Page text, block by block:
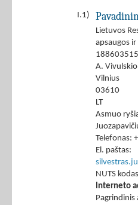
I.1)
Lietuvos
apsaugos
188603515
A.
Vilnius
03610
LT
Asmuo
Telefonas:
El. paštas:
NUTS
Interneto
Pagrindinis